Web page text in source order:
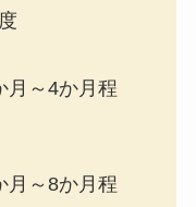
～4か月程
～8か月程